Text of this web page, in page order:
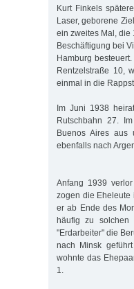
Kurt Finkels
Laser, geborene
ein zweites Mal, die
Beschäftigung bei
Hamburg
Rentzelstraße 10,
einmal in die
Im Juni 1938
Rutschbahn 27.
Buenos Aires aus
ebenfalls nach
Anfang 1939
zogen die Eheleute
er ab Ende des
häufig zu solchen
"Erdarbeiter" die
nach Minsk
wohnte das
1.